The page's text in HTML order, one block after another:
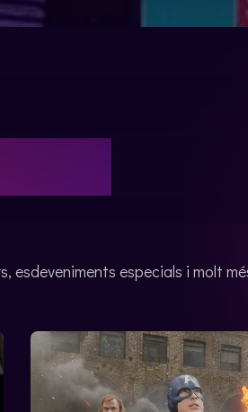
esdeveniments especials i molt